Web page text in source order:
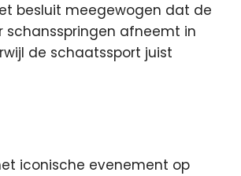
besluit meegewogen dat de
schansspringen afneemt in
de schaatssport juist
iconische evenement op